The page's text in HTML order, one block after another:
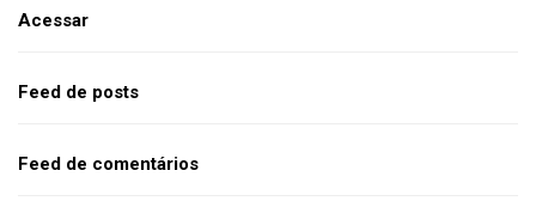
Acessar
Feed de posts
Feed de comentários